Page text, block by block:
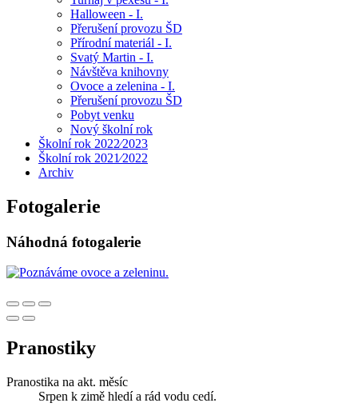
Halloween - I.
Přerušení provozu ŠD
Přírodní materiál - I.
Svatý Martin - I.
Návštěva knihovny
Ovoce a zelenina - I.
Přerušení provozu ŠD
Pobyt venku
Nový školní rok
Školní rok 2022⁄2023
Školní rok 2021⁄2022
Archiv
Fotogalerie
Náhodná fotogalerie
Pranostiky
Pranostika na akt. měsíc
Srpen k zimě hledí a rád vodu cedí.